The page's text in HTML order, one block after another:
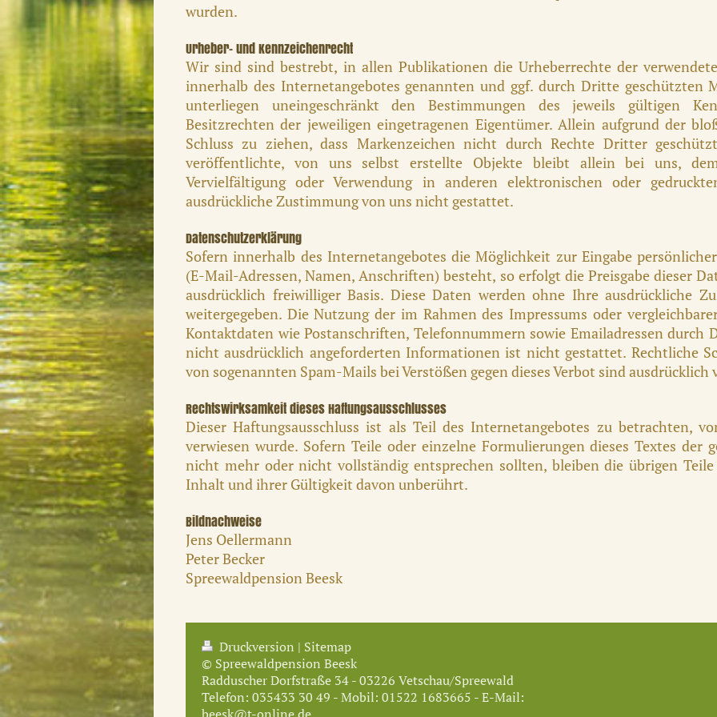
wurden.
Urheber- und Kennzeichenrecht
Wir sind sind bestrebt, in allen Publikationen die Urheberrechte der
innerhalb des Internetangebotes genannten und ggf. durch Dritte geschützten
unterliegen uneingeschränkt den Bestimmungen des jeweils gültigen
Besitzrechten der jeweiligen eingetragenen Eigentümer. Allein aufgrund der
Schluss zu ziehen, dass Markenzeichen nicht durch Rechte Dritter
veröffentlichte, von uns selbst erstellte Objekte bleibt allein bei uns,
Vervielfältigung oder Verwendung in anderen elektronischen oder
ausdrückliche Zustimmung von uns nicht gestattet.
Datenschutzerklärung
Sofern innerhalb des Internetangebotes die Möglichkeit zur Eingabe
(E-Mail-Adressen, Namen, Anschriften) besteht, so erfolgt die Preisgabe dieser
ausdrücklich freiwilliger Basis. Diese Daten werden ohne Ihre ausdrückliche
weitergegeben. Die Nutzung der im Rahmen des Impressums oder
Kontaktdaten wie Postanschriften, Telefonnummern sowie Emailadressen durch
nicht ausdrücklich angeforderten Informationen ist nicht gestattet. Rechtliche
von sogenannten Spam-Mails bei Verstößen gegen dieses Verbot sind ausdrücklich
Rechtswirksamkeit dieses Haftungsausschlusses
Dieser Haftungsausschluss ist als Teil des Internetangebotes zu betrachten,
verwiesen wurde. Sofern Teile oder einzelne Formulierungen dieses Textes der
nicht mehr oder nicht vollständig entsprechen sollten, bleiben die übrigen
Inhalt und ihrer Gültigkeit davon unberührt.
Bildnachweise
Jens Oellermann
Peter Becker
Spreewaldpension Beesk
Druckversion | Sitemap
© Spreewaldpension Beesk
Radduscher Dorfstraße 34 - 03226 Vetschau/Spreewald
Telefon: 035433 30 49 - Mobil: 01522 1683665 - E-Mail:
beesk@t-online.de